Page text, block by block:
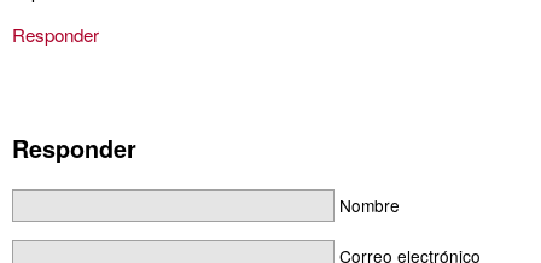
Responder
Responder
Nombre
Correo electrónico